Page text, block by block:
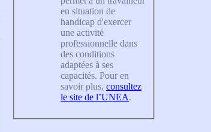
en situation de
handicap d'exercer
une activité
professionnelle dans
des conditions
adaptées à ses
capacités. Pour en
savoir plus, consultez
le site de l’UNEA.